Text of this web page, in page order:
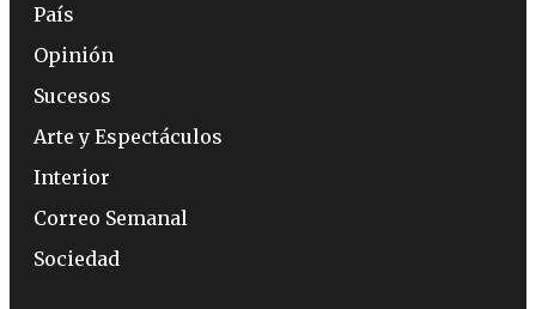
País
Opinión
Sucesos
Arte y Espectáculos
Interior
Correo Semanal
Sociedad